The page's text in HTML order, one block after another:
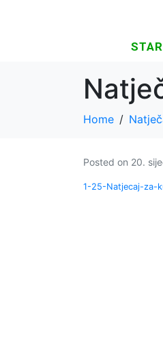
Home
Posted on 20.
1-25-Natjecaj-za-